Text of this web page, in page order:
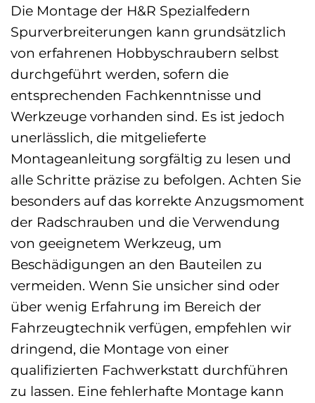
Die Montage der H&R Spezialfedern
Spurverbreiterungen kann grundsätzlich
von erfahrenen Hobbyschraubern selbst
durchgeführt werden, sofern die
entsprechenden Fachkenntnisse und
Werkzeuge vorhanden sind. Es ist jedoch
unerlässlich, die mitgelieferte
Montageanleitung sorgfältig zu lesen und
alle Schritte präzise zu befolgen. Achten Sie
besonders auf das korrekte Anzugsmoment
der Radschrauben und die Verwendung
von geeignetem Werkzeug, um
Beschädigungen an den Bauteilen zu
vermeiden. Wenn Sie unsicher sind oder
über wenig Erfahrung im Bereich der
Fahrzeugtechnik verfügen, empfehlen wir
dringend, die Montage von einer
qualifizierten Fachwerkstatt durchführen
zu lassen. Eine fehlerhafte Montage kann